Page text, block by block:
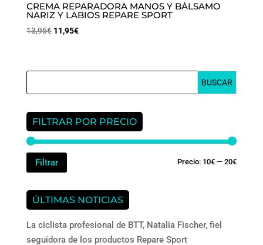
CREMA REPARADORA MANOS Y BÁLSAMO
NARIZ Y LABIOS REPARE SPORT
13,95€ El
era:
11,95€El
es:
FILTRAR POR PRECIO
Precio
Precio
Filtrar Precio: 10€ —20€
ÚLTIMAS NOTICIAS
La ciclista profesional de BTT, Natalia Fischer, fiel
seguidora de los productos Repare Sport